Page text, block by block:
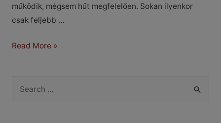
működik, mégsem hűt megfelelően. Sokan ilyenkor
csak feljebb …
Miért
rendesen
Read More »